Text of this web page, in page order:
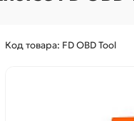
Код товара: FD OBD Tool